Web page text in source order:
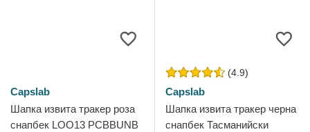
Capslab
Шапка извита тракер роза
снапбек LOO13 PCBBUNB
(4.9)
Capslab
Шапка извита тракер черна
снапбек Тасманийски